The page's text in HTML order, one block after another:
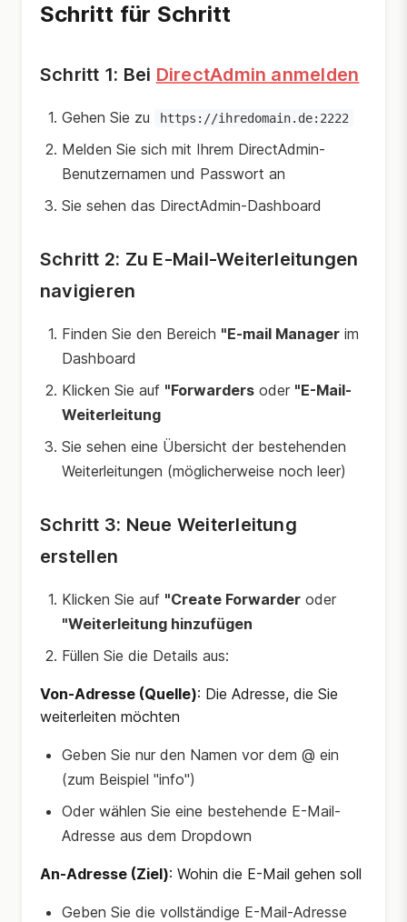
Schritt für Schritt
Schritt 1: Bei DirectAdmin anmelden
Gehen Sie zu https://ihredomain.de:2222
Melden Sie sich mit Ihrem DirectAdmin-
Benutzernamen und Passwort an
Sie sehen das DirectAdmin-Dashboard
Schritt 2: Zu E-Mail-Weiterleitungen
navigieren
Finden Sie den Bereich "E-mail Manager im
Dashboard
Klicken Sie auf "Forwarders oder "E-Mail-
Weiterleitung
Sie sehen eine Übersicht der bestehenden
Weiterleitungen (möglicherweise noch leer)
Schritt 3: Neue Weiterleitung
erstellen
Klicken Sie auf "Create Forwarder oder
"Weiterleitung hinzufügen
Füllen Sie die Details aus:
Von-Adresse (Quelle): Die Adresse, die Sie
weiterleiten möchten
Geben Sie nur den Namen vor dem @ ein
(zum Beispiel "info")
Oder wählen Sie eine bestehende E-Mail-
Adresse aus dem Dropdown
An-Adresse (Ziel): Wohin die E-Mail gehen soll
Geben Sie die vollständige E-Mail-Adresse